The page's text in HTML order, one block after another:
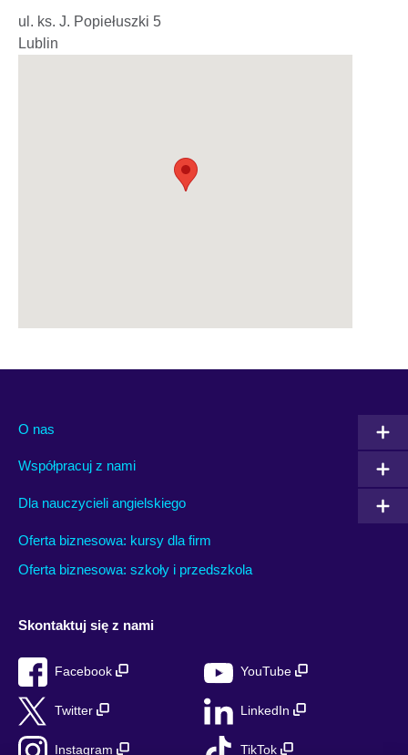
ul. ks. J. Popiełuszki 5
Lublin
O nas
Współpracuj z nami
Dla nauczycieli angielskiego
Oferta biznesowa: kursy dla firm
Oferta biznesowa: szkoły i przedszkola
Skontaktuj się z nami
Facebook YouTube
Twitter LinkedIn
Instagram TikTok